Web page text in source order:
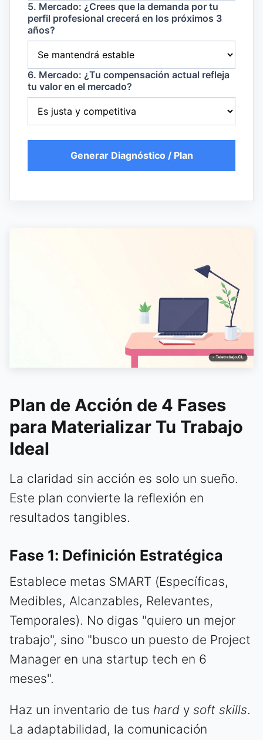
5. Mercado: ¿Crees que la demanda por tu
perfil profesional crecerá en los próximos 3
años?
6. Mercado: ¿Tu compensación actual refleja
tu valor en el mercado?
Generar Diagnóstico / Plan
Plan de Acción de 4 Fases
para Materializar Tu Trabajo
Ideal
La claridad sin acción es solo un sueño.
Este plan convierte la reflexión en
resultados tangibles.
Fase 1: Definición Estratégica
Establece metas SMART (Específicas,
Medibles, Alcanzables, Relevantes,
Temporales). No digas "quiero un mejor
trabajo", sino "busco un puesto de Project
Manager en una startup tech en 6
meses".
Haz un inventario de tus hard y soft skills.
La adaptabilidad, la comunicación